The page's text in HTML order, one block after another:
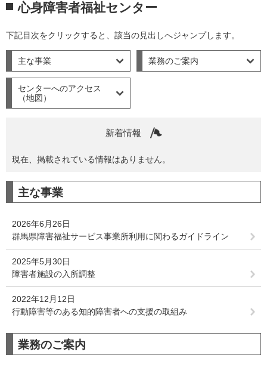
文 心身障害者福祉センター
下記目次をクリックすると、該当の見出しへジャンプします。
主な事業 業務のご案内
センターへのアクセス
（地図）
新着情報
現在、掲載されている情報はありません。
主な事業
2026年6月26日
群馬県障害福祉サービス事業所利用に関わるガイドライン
2025年5月30日
障害者施設の入所調整
2022年12月12日
行動障害等のある知的障害者への支援の取組み
業務のご案内